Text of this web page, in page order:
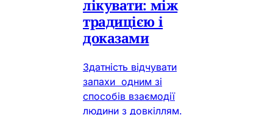
лікувати: між
традицією і
доказами
Здатність відчувати
запахи одним зі
способів взаємодії
людини з довкіллям.